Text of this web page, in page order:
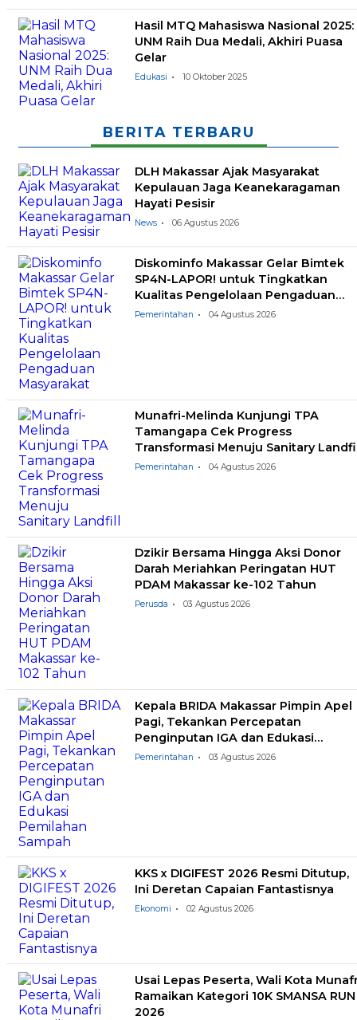
Hasil MTQ Mahasiswa Nasional 2025:
UNM Raih Dua Medali, Akhiri Puasa
Gelar
Edukasi 10 Oktober 2025
BERITA TERBARU
DLH Makassar Ajak Masyarakat
Kepulauan Jaga Keanekaragaman
Hayati Pesisir
News 06 Agustus 2026
Diskominfo Makassar Gelar Bimtek
SP4N-LAPOR! untuk Tingkatkan
Kualitas Pengelolaan Pengaduan
Masyarakat
Pemerintahan 04 Agustus 2026
Munafri-Melinda Kunjungi TPA
Tamangapa Cek Progress
Transformasi Menuju Sanitary
Pemerintahan 04 Agustus 2026
Dzikir Bersama Hingga Aksi Donor
Darah Meriahkan Peringatan HUT
PDAM Makassar ke-102 Tahun
Perusda 03 Agustus 2026
Kepala BRIDA Makassar Pimpin Apel
Pagi, Tekankan Percepatan
Penginputan IGA dan Edukasi
Pemilahan Sampah
Pemerintahan 03 Agustus 2026
KKS x DIGIFEST 2026 Resmi Ditutup,
Ini Deretan Capaian Fantastisnya
Ekonomi 02 Agustus 2026
Usai Lepas Peserta, Wali Kota
Ramaikan Kategori 10K SMANSA RUN
2026